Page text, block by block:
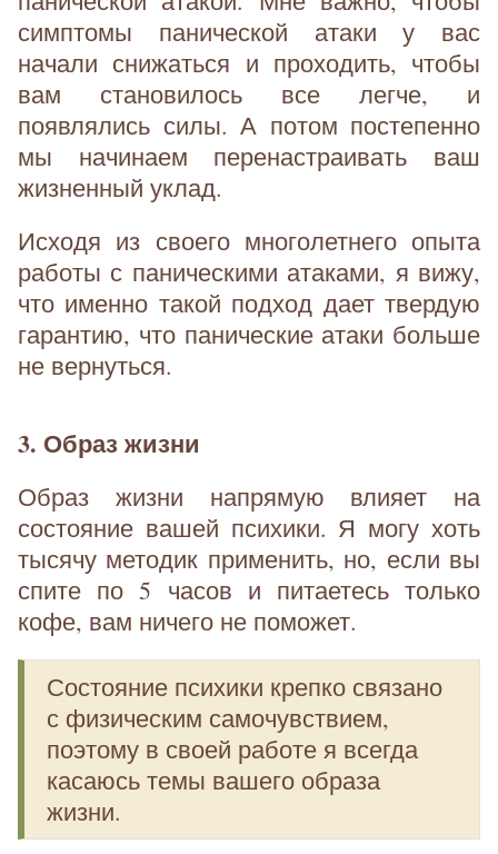
симптомы панической атаки у вас
начали снижаться и проходить, чтобы
вам становилось все легче, и
появлялись силы. А потом постепенно
мы начинаем перенастраивать ваш
жизненный уклад.
Исходя из своего многолетнего опыта
работы с паническими атаками, я вижу,
что именно такой подход дает твердую
гарантию, что панические атаки больше
не вернуться.
3. Образ жизни
Образ жизни напрямую влияет на
состояние вашей психики. Я могу хоть
тысячу методик применить, но, если вы
спите по 5 часов и питаетесь только
кофе, вам ничего не поможет.
Состояние психики крепко связано
с физическим самочувствием,
поэтому в своей работе я всегда
касаюсь темы вашего образа
жизни.